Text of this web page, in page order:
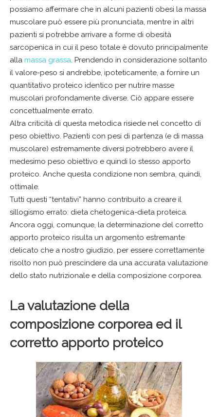
possiamo affermare che in alcuni pazienti obesi la massa
muscolare può essere più pronunciata, mentre in altri
pazienti si potrebbe arrivare a forme di obesità
sarcopenica in cui il peso totale è dovuto principalmente
alla massa grassa. Prendendo in considerazione soltanto
il valore-peso si andrebbe, ipoteticamente, a fornire un
quantitativo proteico identico per nutrire masse
muscolari profondamente diverse. Ciò appare essere
concettualmente errato.
Altra criticità di questa metodica risiede nel concetto di
peso obiettivo. Pazienti con pesi di partenza (e di massa
muscolare) estremamente diversi potrebbero avere il
medesimo peso obiettivo e quindi lo stesso apporto
proteico. Anche questa condizione non sembra, quindi,
ottimale.
Tutti questi “tentativi” hanno contribuito a creare il
sillogismo errato: dieta chetogenica-dieta proteica.
Ancora oggi, comunque, la determinazione del corretto
apporto proteico risulta un argomento estremante
delicato che a nostro giudizio, per essere correttamente
risolto non può prescindere da una accurata valutazione
dello stato nutrizionale e della composizione corporea.
La valutazione della
composizione corporea ed il
corretto apporto proteico